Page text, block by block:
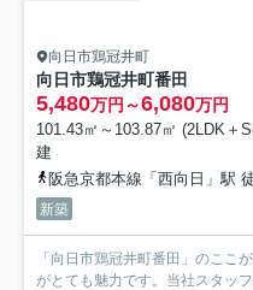
向日市鶏冠井町
向日市鶏冠井町番田
5,480万円～6,080万円
101.43㎡～103.87㎡ (2LDK＋
建
阪急京都本線「西向日」駅
新築
「向日市鶏冠井町番田」のここ
がとても魅力です。当社スタッ